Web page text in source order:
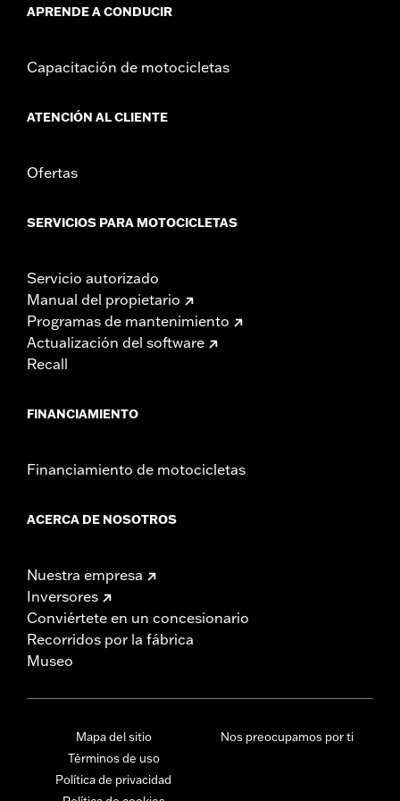
APRENDE A CONDUCIR
Capacitación de motocicletas
ATENCIÓN AL CLIENTE
Ofertas
SERVICIOS PARA MOTOCICLETAS
Servicio autorizado
Manual del propietario
Programas de mantenimiento
Actualización del software
Recall
FINANCIAMIENTO
Financiamiento de motocicletas
ACERCA DE NOSOTROS
Nuestra empresa
Inversores
Conviértete en un concesionario
Recorridos por la fábrica
Museo
Mapa del sitio
Términos de uso
Política de privacidad
Nos preocupamos por ti